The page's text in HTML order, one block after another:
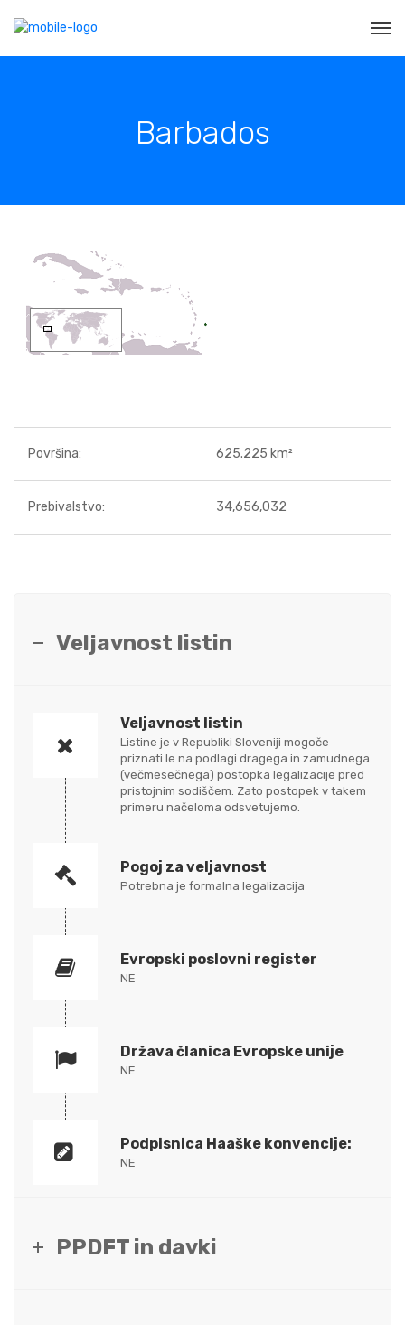
Barbados
Površina: 625.225 km²
Prebivalstvo: 34,656,032
Veljavnost listin
Veljavnost listin
Listine je v Republiki Sloveniji mogoče
priznati le na podlagi dragega in zamudnega
(večmesečnega) postopka legalizacije pred
pristojnim sodiščem. Zato postopek v takem
primeru načeloma odsvetujemo.
Pogoj za veljavnost
Potrebna je formalna legalizacija
Evropski poslovni register
NE
Država članica Evropske unije
NE
Podpisnica Haaške konvencije:
NE
PPDFT in davki